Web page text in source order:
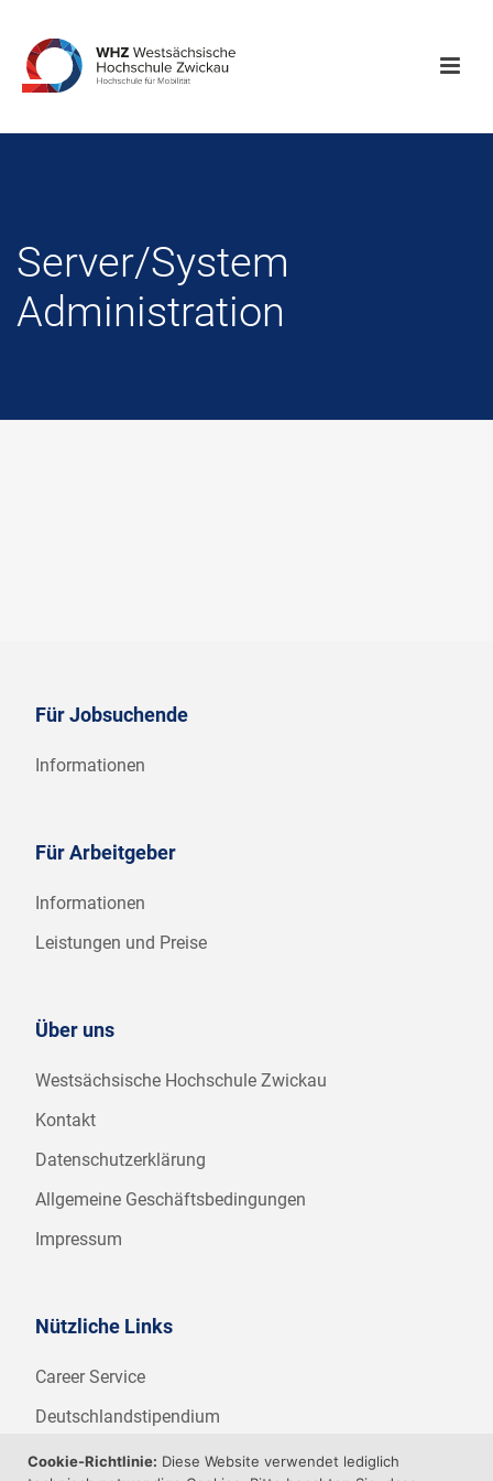
Server/System
Administration
Für Jobsuchende
Informationen
Für Arbeitgeber
Informationen
Leistungen und Preise
Über uns
Westsächsische Hochschule Zwickau
Kontakt
Datenschutzerklärung
Allgemeine Geschäftsbedingungen
Impressum
Nützliche Links
Career Service
Deutschlandstipendium
WHZ Firmenstipendium
Cookie-Richtlinie: Diese Website verwendet lediglich